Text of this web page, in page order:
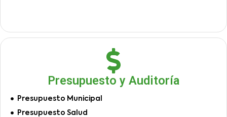
Presupuesto y Auditoría
Presupuesto Municipal
Presupuesto Salud